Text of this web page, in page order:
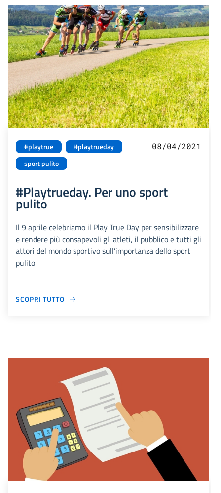
#playtrue
#playtrueday
sport pulito
08/04/2021
#Playtrueday. Per uno sport
pulito
Il 9 aprile celebriamo il Play True Day per sensibilizzare
e rendere più consapevoli gli atleti, il pubblico e tutti gli
attori del mondo sportivo sull’importanza dello sport
pulito
SCOPRI TUTTO